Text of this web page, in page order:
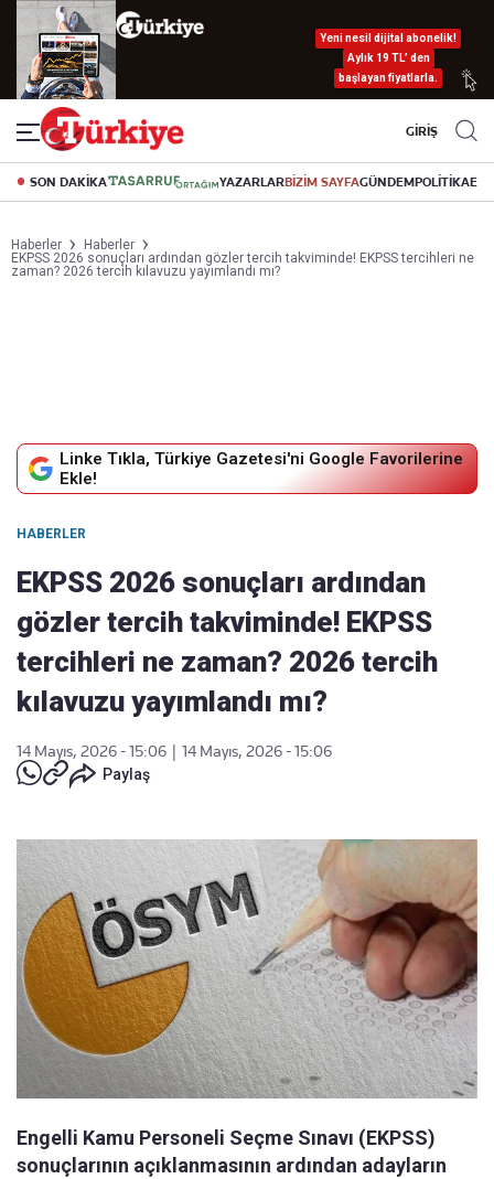
Yeni nesil dijital abonelik!
Aylık 19 TL’ den
başlayan fiyatlarla.
GİRİŞ
SON DAKİKA YAZARLARBİZİM SAYFAGÜNDEMPOLİTİKA
Haberler
Haberler
EKPSS 2026 sonuçları ardından gözler tercih takviminde! EKPSS tercihleri ne
zaman? 2026 tercih kılavuzu yayımlandı mı?
Linke Tıkla, Türkiye Gazetesi'ni Google Favorilerine
Ekle!
HABERLER
EKPSS 2026 sonuçları ardından
gözler tercih takviminde! EKPSS
tercihleri ne zaman? 2026 tercih
kılavuzu yayımlandı mı?
14 Mayıs, 2026 - 15:06
14 Mayıs, 2026 - 15:06
Paylaş
Engelli Kamu Personeli Seçme Sınavı (EKPSS)
sonuçlarının açıklanmasının ardından adayların